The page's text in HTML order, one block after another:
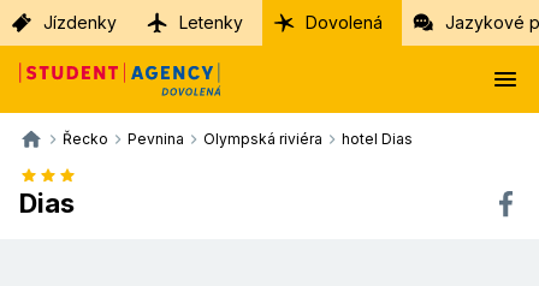
Jízdenky Letenky Dovolená Jazykové
Řecko Pevnina Olympská riviéra hotel Dias
Dias